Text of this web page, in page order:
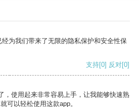
为我们带来了无限的隐私保护和安全性保
支持[0] 反对[0]
，使用起来非常容易上手，让我能够快速熟
可以轻松使用这款app。